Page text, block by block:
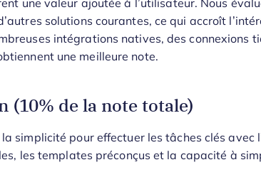
une valeur ajoutée à l’utilisateur. Nous
solutions courantes, ce qui accroît
intégrations natives, des connexions
une meilleure note.
(10% de la note totale)
simplicité pour effectuer les tâches clés avec
les templates préconçus et la capacité à